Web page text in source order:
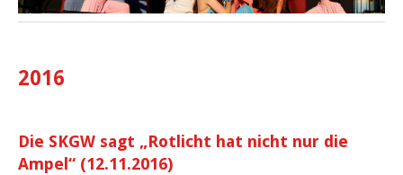
2016
Die SKGW sagt „Rotlicht hat nicht nur die
Ampel“ (12.11.2016)